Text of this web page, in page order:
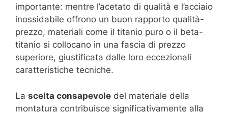
importante: mentre l’acetato di qualità e l’acciaio
inossidabile offrono un buon rapporto qualità-
prezzo, materiali come il titanio puro o il beta-
titanio si collocano in una fascia di prezzo
superiore, giustificata dalle loro eccezionali
caratteristiche tecniche.
La scelta consapevole del materiale della
montatura contribuisce significativamente alla